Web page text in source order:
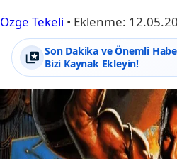
Özge Tekeli • Eklenme:
Son Dakika ve Önemli
Bizi Kaynak Ekleyin!